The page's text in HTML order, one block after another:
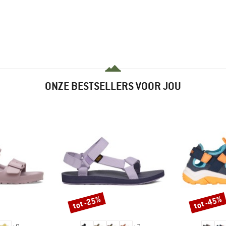
ONZE BESTSELLERS VOOR JOU
Korting
tot -25% Korting
tot -45%